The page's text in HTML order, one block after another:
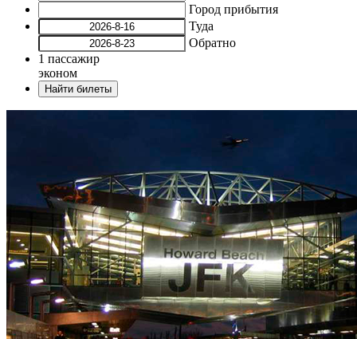
Город прибытия
Туда
Обратно
1 пассажир
эконом
Найти билеты